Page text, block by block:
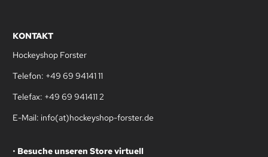
KONTAKT
Hockeyshop Forster
Telefon: +49 69 94141 11
Telefax: +49 69 941411 2
E-Mail: info(at)hockeyshop-forster.de
• Besuche unseren Store virtuell